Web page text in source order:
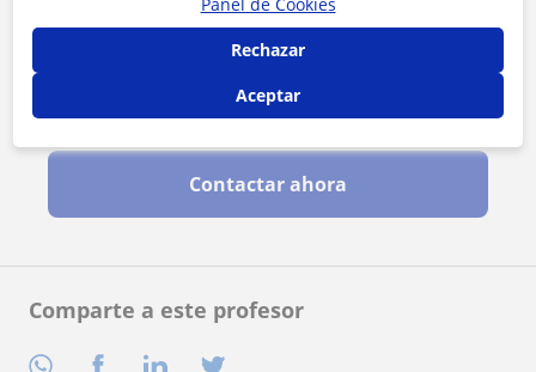
Comparte a este profesor
Al hacer clic, aceptas nuestroaviso legaly deprivacidad
Contactar ahora
Rechazar
Aceptar